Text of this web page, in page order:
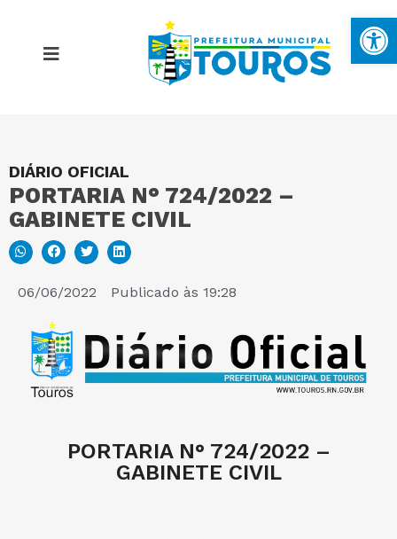
DIÁRIO OFICIAL
PORTARIA N° 724/2022 –
GABINETE CIVIL
06/06/2022 Publicado às 19:28
PORTARIA N° 724/2022 –
GABINETE CIVIL
MAPA DO SITE
PORTAL DA TRANSPARÊNCIA
E-SIC
PERGUNTAS FREQUENTES